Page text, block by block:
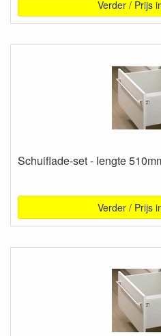
Verder / Prijs
Schuiflade-set - lengte
Verder / Prijs